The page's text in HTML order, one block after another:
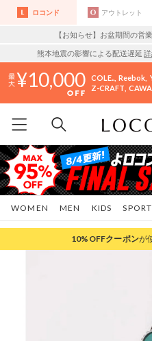
ロコンド アウトレット
【お知らせ】お盆期間の営
熊本地震の影響による配送遅延
10,000 COLE.. Reebok
Z-CRAFT
WOMEN MEN KIDS
10%OFFクーポンが